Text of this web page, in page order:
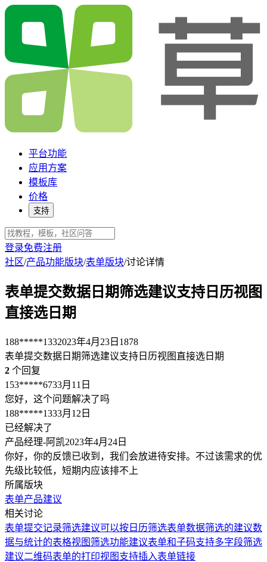
平台功能
应用方案
模板库
价格
支持
登录免费注册
社区/产品功能版块/表单版块/讨论详情
表单提交数据日期筛选建议支持日历视图
直接选日期
188*****1332023年4月23日 1878
表单提交数据日期筛选建议支持日历视图直接选日期
2 个回复
153*****6733月11日
您好，这个问题解决了吗
188*****1333月12日
已经解决了
产品经理-阿凯2023年4月24日
你好，你的反馈已收到，我们会放进待安排。不过该需求的优
先级比较低，短期内应该排不上
所属版块
表单产品建议
相关讨论
表单提交记录筛选建议可以按日历筛选表单数据筛选的建议数
据与统计的表格视图筛选功能建议表单和子码支持多字段筛选
建议二维码表单的打印视图支持插入表单链接